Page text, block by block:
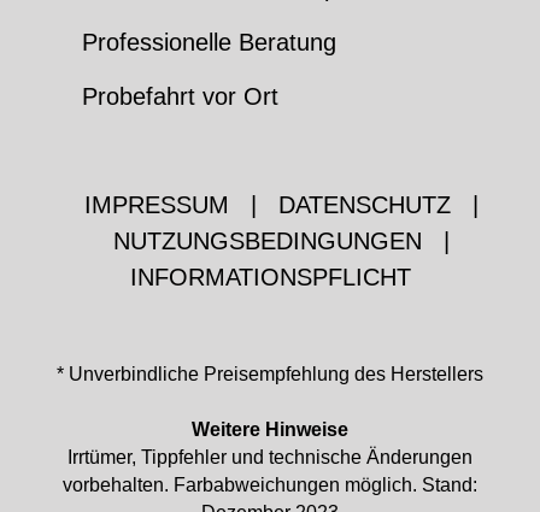
Professionelle Beratung
Probefahrt vor Ort
IMPRESSUM DATENSCHUTZ
NUTZUNGSBEDINGUNGEN
INFORMATIONSPFLICHT
* Unverbindliche Preisempfehlung des Herstellers
Weitere Hinweise
Irrtümer, Tippfehler und technische Änderungen
vorbehalten. Farbabweichungen möglich. Stand: